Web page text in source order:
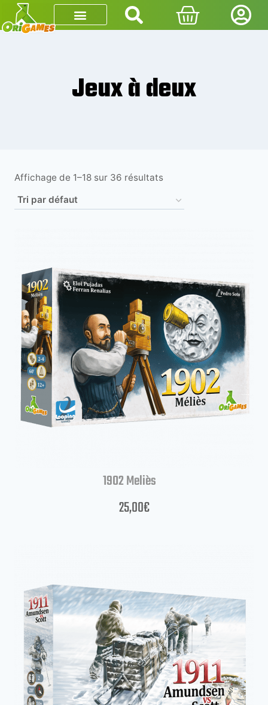
Jeux à deux
Affichage de 1–18 sur 36 résultats
1902 Meliès
25,00€